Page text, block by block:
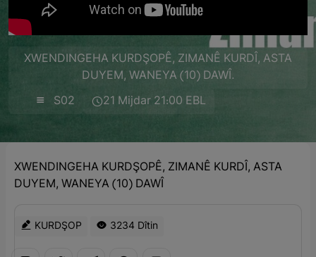
XWENDINGEHA KURDŞOPÊ, ZIMANÊ KURDÎ, ASTA
DUYEM, WANEYA (10) DAWÎ.
S02
21 Mijdar 21:00 EBL
XWENDINGEHA KURDŞOPÊ, ZIMANÊ KURDÎ, ASTA
DUYEM, WANEYA (10) DAWÎ
KURDŞOP 3234 Dîtin